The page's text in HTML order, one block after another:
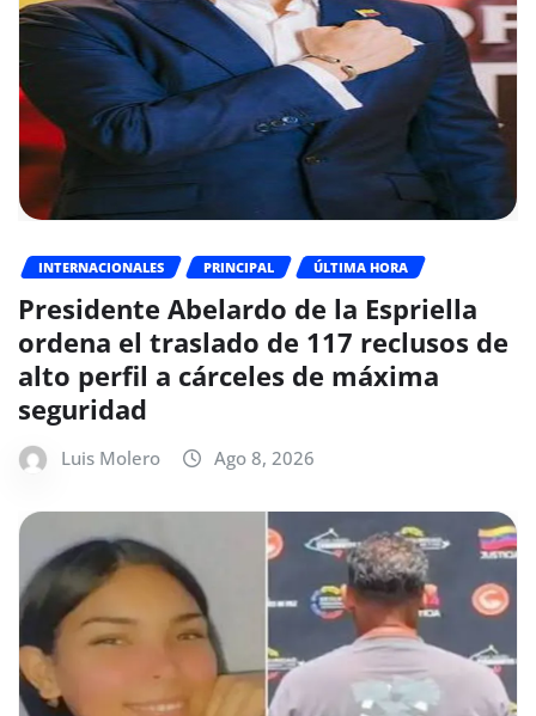
INTERNACIONALES PRINCIPAL ÚLTIMA HORA
Presidente Abelardo de la Espriella
ordena el traslado de 117 reclusos de
alto perfil a cárceles de máxima
seguridad
Luis Molero Ago 8, 2026